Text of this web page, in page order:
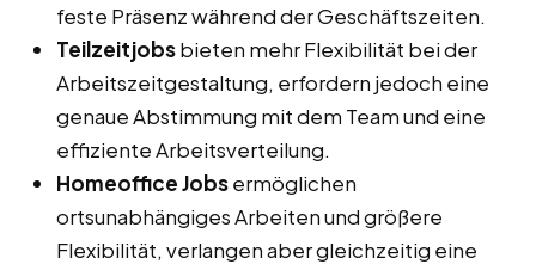
feste Präsenz während der Geschäftszeiten.
Teilzeitjobsbieten mehr Flexibilität bei der
Arbeitszeitgestaltung, erfordern jedoch eine
genaue Abstimmung mit dem Team und eine
effiziente Arbeitsverteilung.
Homeoffice Jobsermöglichen
ortsunabhängiges Arbeiten und größere
Flexibilität, verlangen aber gleichzeitig eine